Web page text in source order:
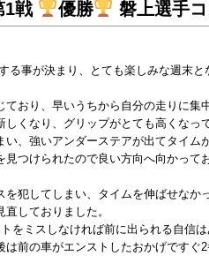
1戦 優勝 磐上選手
る事が決まり、とても楽しみな週末と
おり、早いうちから自分の走りに集
しくなり、グリップがとても高くなっ
、強いアンダーステアが出てタイム
つけられたので良い方向へ向かって
犯してしまい、タイムを伸ばせなか
しておりました。
をミスしなければ前に出られる自信
は前の車がエンストしたおかげです